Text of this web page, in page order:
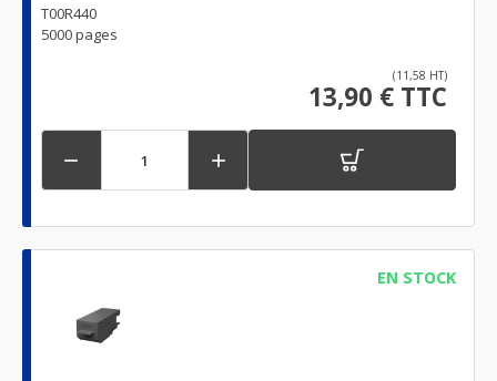
T00R440
5000 pages
(11,58 HT)
13,90 € TTC
 
EN STOCK